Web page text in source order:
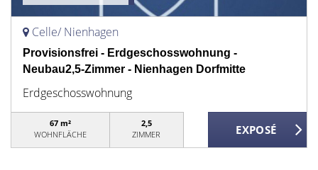
Celle/ Nienhagen
Provisionsfrei - Erdgeschosswohnung -
Neubau2,5-Zimmer - Nienhagen Dorfmitte
Erdgeschosswohnung
67 m²
WOHNFLÄCHE
2,5
ZIMMER